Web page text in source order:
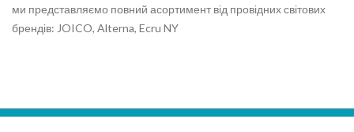
ми представляємо повний асортимент від провідних світових
брендів: JOICO, Alterna, Ecru NY